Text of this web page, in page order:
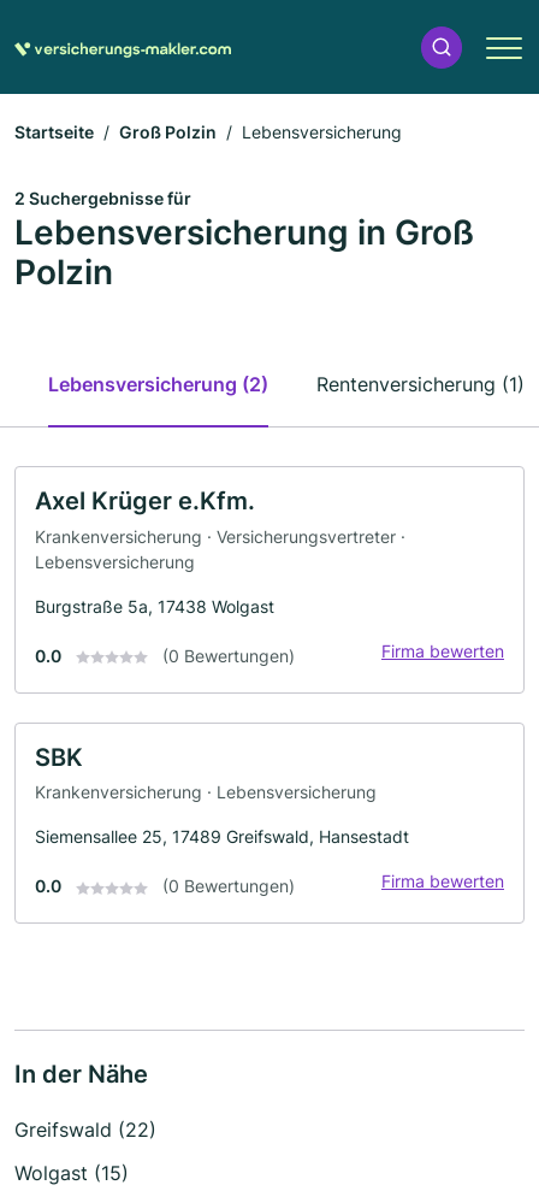
Startseite Groß Polzin Lebensversicherung
2 Suchergebnisse für
Lebensversicherung in Groß
Polzin
Lebensversicherung (2) Rentenversicherung (1)
Axel Krüger e.Kfm.
Krankenversicherung · Versicherungsvertreter ·
Lebensversicherung
Burgstraße 5a, 17438 Wolgast
0.0 (0 Bewertungen) Firma bewerten
SBK
Krankenversicherung · Lebensversicherung
Siemensallee 25, 17489 Greifswald, Hansestadt
0.0 (0 Bewertungen) Firma bewerten
In der Nähe
Greifswald (22)
Wolgast (15)